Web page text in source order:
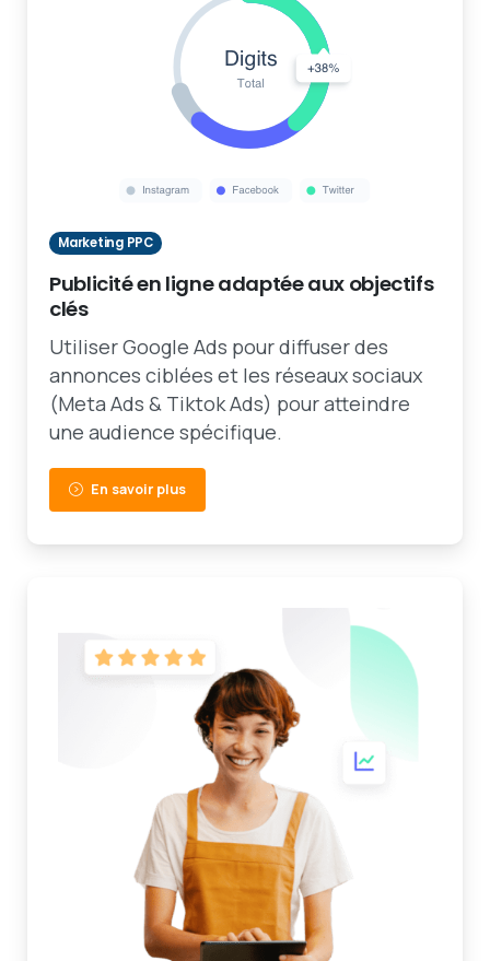
Marketing PPC
Publicité en ligne adaptée aux objectifs
clés
Utiliser Google Ads pour diffuser des
annonces ciblées et les réseaux sociaux
(Meta Ads & Tiktok Ads) pour atteindre
une audience spécifique.
En savoir plus